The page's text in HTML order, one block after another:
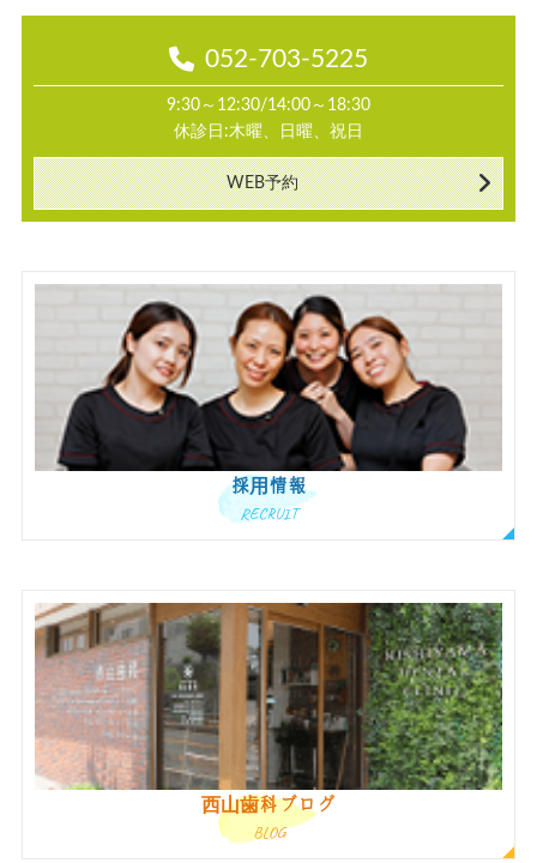
052-703-5225
9:30～12:30/14:00～18:30
休診日:木曜、日曜、祝日
WEB予約
採用情報
RECRUIT
西山歯科ブログ
BLOG